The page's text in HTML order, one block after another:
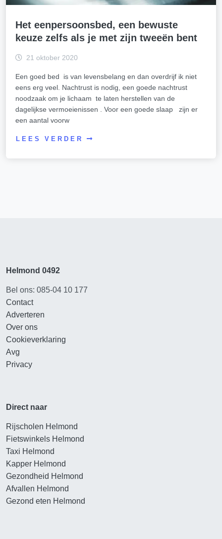
Het eenpersoonsbed, een bewuste
keuze zelfs als je met zijn tweeën bent
21 oktober 2020
Een goed bed is van levensbelang en dan overdrijf ik niet
eens erg veel. Nachtrust is nodig, een goede nachtrust
noodzaak om je lichaam te laten herstellen van de
dagelijkse vermoeienissen . Voor een goede slaap zijn er
een aantal voorw
LEES VERDER
Helmond 0492
Bel ons: 085-04 10 177
Contact
Adverteren
Over ons
Cookieverklaring
Avg
Privacy
Direct naar
Rijscholen Helmond
Fietswinkels Helmond
Taxi Helmond
Kapper Helmond
Gezondheid Helmond
Afvallen Helmond
Gezond eten Helmond